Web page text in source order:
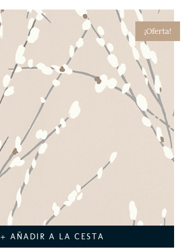
¡Oferta!
+ AÑADIR A LA CESTA